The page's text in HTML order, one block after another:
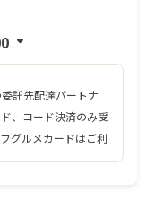
託先配達パートナ
、コード決済のみ受
グルメカードはご利